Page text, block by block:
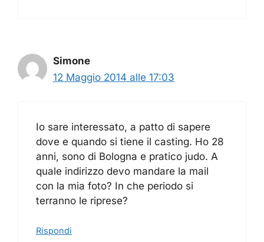
Simone
12 Maggio 2014 alle 17:03
Io sare interessato, a patto di sapere
dove e quando si tiene il casting. Ho 28
anni, sono di Bologna e pratico judo. A
quale indirizzo devo mandare la mail
con la mia foto? In che periodo si
terranno le riprese?
Rispondi